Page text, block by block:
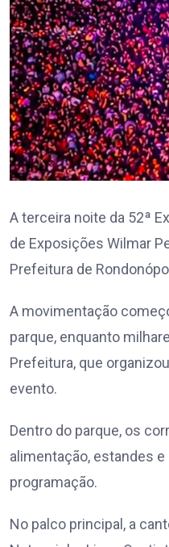
A terceira noite da 52ª
de Exposições Wilmar
Prefeitura de
A movimentação
parque, enquanto
Prefeitura, que
evento.
Dentro do parque, os
alimentação, estandes
programação.
No palco principal, a